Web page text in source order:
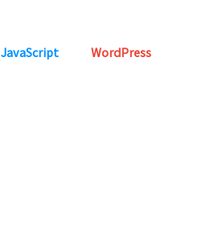
JavaScript WordPress